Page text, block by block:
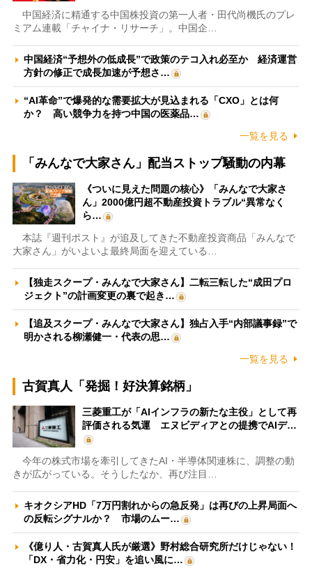
中国経済に精通する中国株投資の第一人者・田代尚機氏のプレ
ミアム連載「チャイナ・リサーチ」。中国企…
中国経済“予想外の低成長”で政策のテコ入れ必至か 経済運営
方針の修正で成長加速が予想さ…
“AI革命”で爆発的な需要拡大が見込まれる「CXO」とは何
か？ 高い競争力を持つ中国の医薬品…
一覧を見る
「みんなで大家さん」配当ストップ騒動の内幕
《ついに見えた問題の核心》「みんなで大家さ
ん」2000億円超不動産投資トラブル“異常なく
ら…
本誌『週刊ポスト』が追及してきた不動産投資商品「みんなで
大家さん」がいよいよ最終局面を迎えている…
【独走スクープ・みんなで大家さん】二転三転した“成田プロ
ジェクト”の計画変更の裏で起き…
【追及スクープ・みんなで大家さん】独占入手“内部議事録”で
明かされる柳瀬健一・代表の思…
一覧を見る
古賀真人「発掘！好決算銘柄」
三菱重工が「AIインフラの新たな主役」として再
評価される気運 エヌビディアとの提携でAIデ…
今年の株式市場を牽引してきたAI・半導体関連株に、調整の動
きが広がっている。そうしたなか、再び注目…
キオクシアHD「7万円割れからの急反発」は再びの上昇局面へ
の反転シグナルか？ 市場のムー…
《億り人・古賀真人氏が厳選》野村総合研究所だけじゃない！
「DX・省力化・円安」を追い風に…